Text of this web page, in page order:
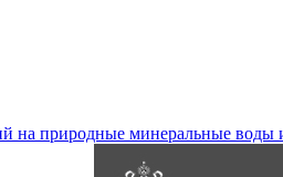
на природные минеральные воды